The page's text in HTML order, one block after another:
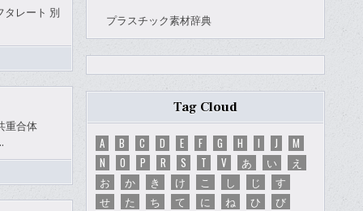
レート 別
重合体
プラスチック素材辞典
Tag Cloud
A B C D E F G H I J
M
N
O P R S T V あ い
え
お
か き け こ し じ
す
せ
た ち て に ね ひ
び